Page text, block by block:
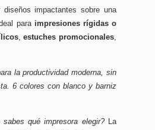
impactantes sobre una
para impresiones rígidas o
,estuches promocionales,
la productividad moderna, sin
6 colores con blanco y barniz
qué impresora elegir?La